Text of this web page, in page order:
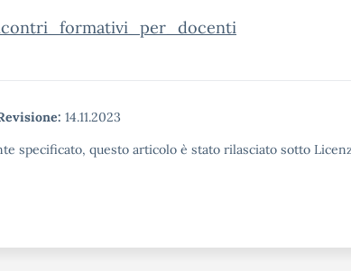
14.11.2023
specificato, questo articolo è stato rilasciato sotto